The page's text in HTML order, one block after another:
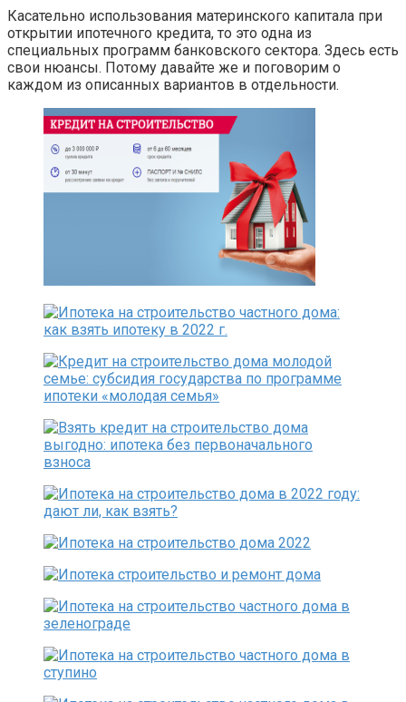
Касательно использования материнского капитала при
открытии ипотечного кредита, то это одна из
специальных программ банковского сектора. Здесь есть
свои нюансы. Потому давайте же и поговорим о
каждом из описанных вариантов в отдельности.